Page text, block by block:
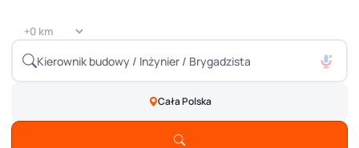
Cała Polska